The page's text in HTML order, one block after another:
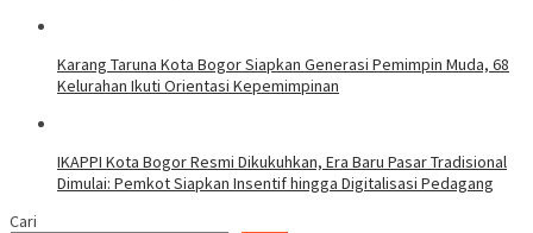
Karang Taruna Kota Bogor Siapkan Generasi Pemimpin Muda, 68
Kelurahan Ikuti Orientasi Kepemimpinan
IKAPPI Kota Bogor Resmi Dikukuhkan, Era Baru Pasar Tradisional
Dimulai: Pemkot Siapkan Insentif hingga Digitalisasi Pedagang
Cari